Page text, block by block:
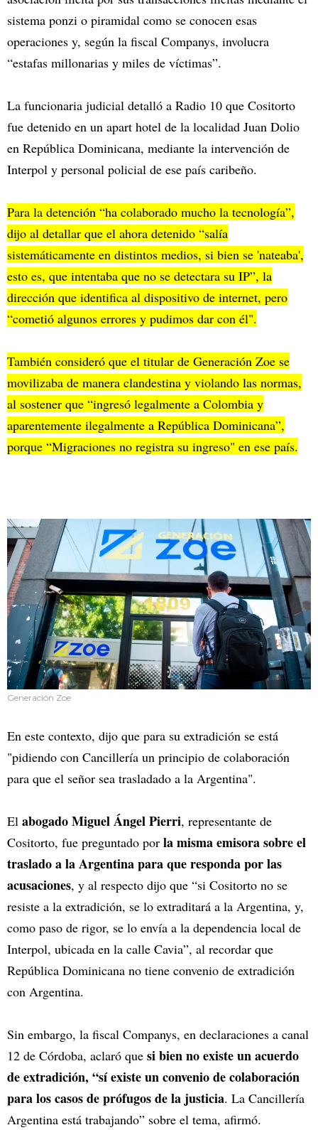
sistema ponzi o piramidal como se conocen esas
operaciones y, según la fiscal Companys, involucra
“estafas millonarias y miles de víctimas”.
La funcionaria judicial detalló a Radio 10 que Cositorto
fue detenido en un apart hotel de la localidad Juan Dolio
en República Dominicana, mediante la intervención de
Interpol y personal policial de ese país caribeño.
Para la detención “ha colaborado mucho la tecnología”,
dijo al detallar que el ahora detenido “salía
sistemáticamente en distintos medios, si bien se 'nateaba',
esto es, que intentaba que no se detectara su IP”, la
dirección que identifica al dispositivo de internet, pero
“cometió algunos errores y pudimos dar con él".
También consideró que el titular de Generación Zoe se
movilizaba de manera clandestina y violando las normas,
al sostener que “ingresó legalmente a Colombia y
aparentemente ilegalmente a República Dominicana”,
porque “Migraciones no registra su ingreso" en ese país.
Generación Zoe
En este contexto, dijo que para su extradición se está
"pidiendo con Cancillería un principio de colaboración
para que el señor sea trasladado a la Argentina".
El abogado Miguel Ángel Pierri, representante de
Cositorto, fue preguntado por la misma emisora sobre el
traslado a la Argentina para que responda por las
acusaciones, y al respecto dijo que “si Cositorto no se
resiste a la extradición, se lo extraditará a la Argentina, y,
como paso de rigor, se lo envía a la dependencia local de
Interpol, ubicada en la calle Cavia”, al recordar que
República Dominicana no tiene convenio de extradición
con Argentina.
Sin embargo, la fiscal Companys, en declaraciones a canal
12 de Córdoba, aclaró que si bien no existe un acuerdo
de extradición, “sí existe un convenio de colaboración
para los casos de prófugos de la justicia. La Cancillería
Argentina está trabajando” sobre el tema, afirmó.